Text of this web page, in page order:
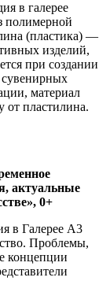
в галерее
полимерной
(пластика) —
изделий,
при создании
материал
от пластилина.
актуальные
0+
в Галерее А3
Проблемы,
концепции